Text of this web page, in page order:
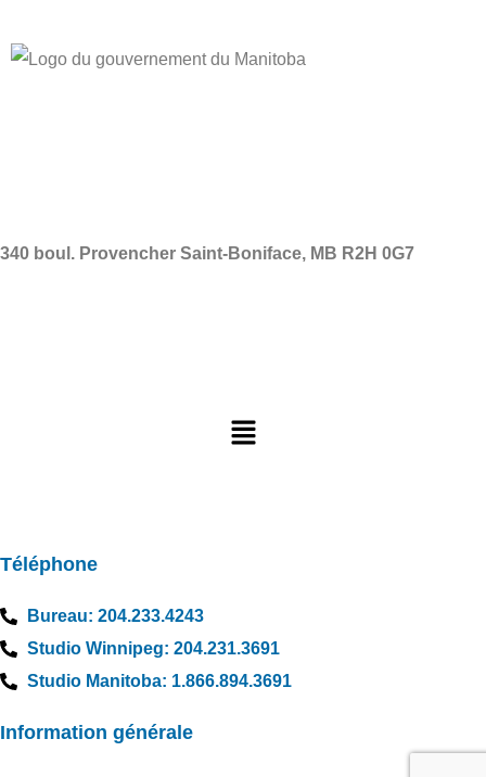
340 boul. Provencher Saint-Boniface, MB R2H 0G7
Téléphone
Bureau: 204.233.4243
Studio Winnipeg: 204.231.3691
Studio Manitoba: 1.866.894.3691
Information générale